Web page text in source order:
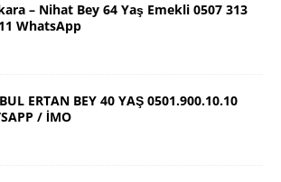
– Nihat Bey 64 Yaş Emekli 0507 313
WhatsApp
ERTAN BEY 40 YAŞ 0501.900.10.10
/ İMO